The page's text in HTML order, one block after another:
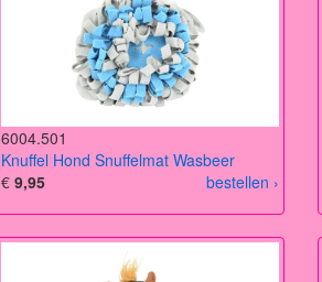
6004.501
Knuffel Hond Snuffelmat Wasbeer
bestellen ›
€ 9,95